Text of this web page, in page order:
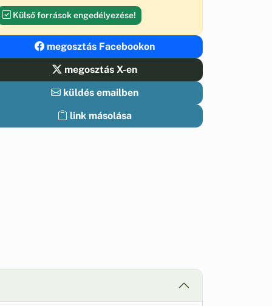
Külső források engedélyezése!
megosztás Facebookon
megosztás X-en
küldés emailben
link másolása